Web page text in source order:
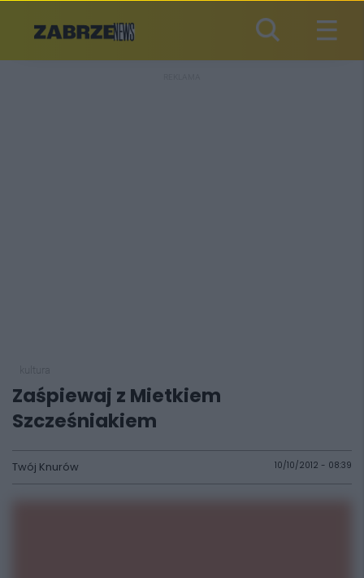
Zaśpiewaj z Mietkiem
Szcześniakiem
Twój Knurów 10/10/2012 - 08:39